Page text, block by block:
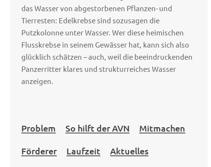
das Wasser von abgestorbenen Pflanzen- und
Tierresten: Edelkrebse sind sozusagen die
Putzkolonne unter Wasser. Wer diese heimischen
Flusskrebse in seinem Gewässer hat, kann sich also
glücklich schätzen – auch, weil die beeindruckenden
Panzerritter klares und strukturreiches Wasser
anzeigen.
Problem So hilft der AVN Mitmachen
Förderer Laufzeit Aktuelles